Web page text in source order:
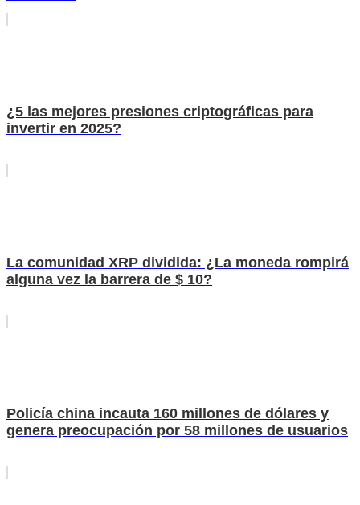
¿5 las mejores presiones criptográficas para
invertir en 2025?
La comunidad XRP dividida: ¿La moneda rompirá
alguna vez la barrera de $ 10?
Policía china incauta 160 millones de dólares y
genera preocupación por 58 millones de usuarios